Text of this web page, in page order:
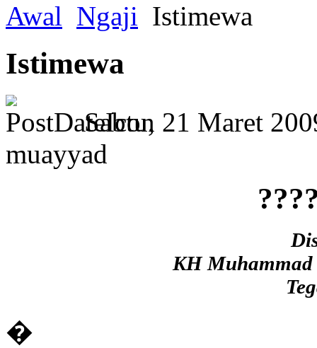
Awal Ngaji Istimewa
Istimewa
Sabtu, 21 Maret
muayyad
KH
�